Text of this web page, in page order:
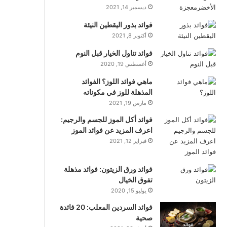
ديسمبر 14, 2021
فوائد بذور اليقطين النيئة
أكتوبر 8, 2021
فوائد تناول الخيار قبل النوم
أغسطس 19, 2020
ماهي فوائد اللوز؟ الفوائد
المذهلة للوز في مكوناته
مارس 19, 2021
فوائد أكل الموز للجسم والرجيم:
اعرف المزيد عن فوائد الموز
فبراير 12, 2021
فوائد ورق الزيتون: فوائد مذهلة
تفوق الخيال
يوليو 15, 2020
فوائد السردين المعلب: 20 فائدة
صحية